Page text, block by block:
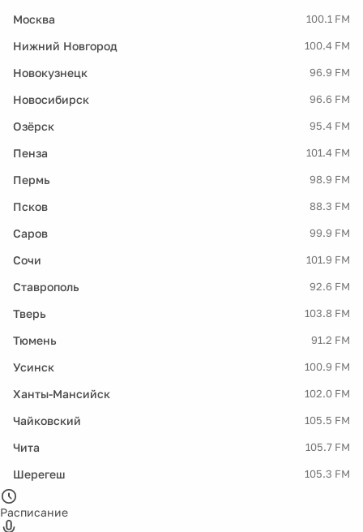
Москва 100.1 FM
Нижний Новгород 100.4 FM
Новокузнецк 96.9 FM
Новосибирск 96.6 FM
Озёрск 95.4 FM
Пенза 101.4 FM
Пермь 98.9 FM
Псков 88.3 FM
Саров 99.9 FM
Сочи 101.9 FM
Ставрополь 92.6 FM
Тверь 103.8 FM
Тюмень 91.2 FM
Усинск 100.9 FM
Ханты-Мансийск 102.0 FM
Чайковский 105.5 FM
Чита 105.7 FM
Шерегеш 105.3 FM
Расписание